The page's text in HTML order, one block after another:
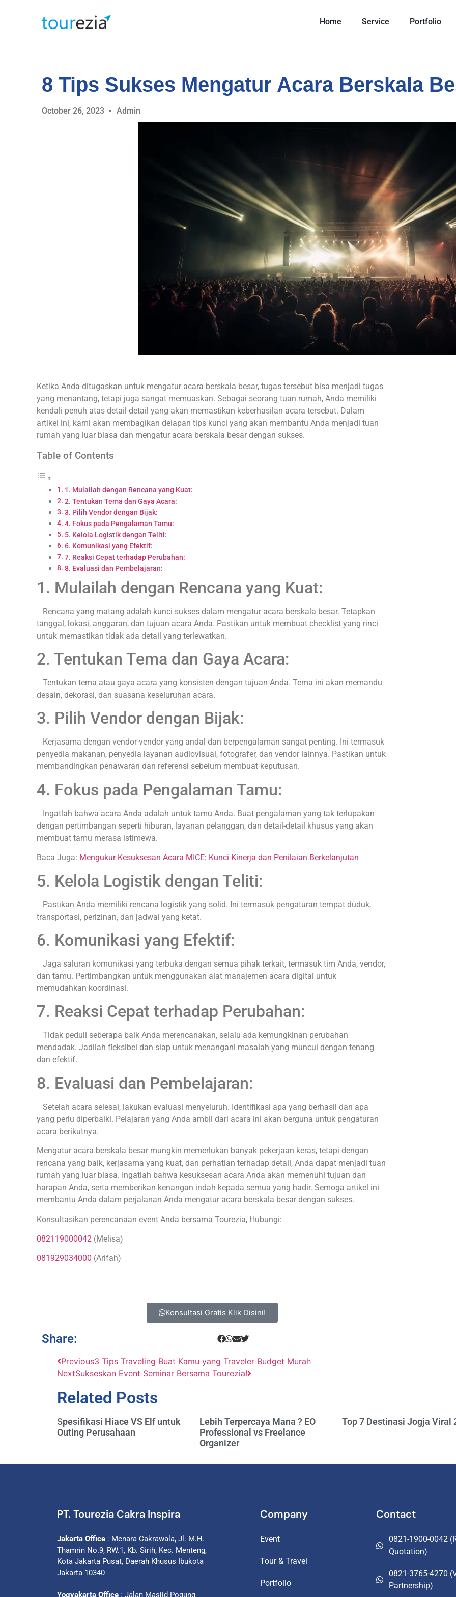
Home Service Portfolio
8 Tips Sukses Mengatur Acara Berskala
October 26, 2023 Admin
Ketika Anda ditugaskan untuk mengatur acara berskala besar, tugas tersebut bisa menjadi tugas
yang menantang, tetapi juga sangat memuaskan. Sebagai seorang tuan rumah, Anda memiliki
kendali penuh atas detail-detail yang akan memastikan keberhasilan acara tersebut. Dalam
artikel ini, kami akan membagikan delapan tips kunci yang akan membantu Anda menjadi tuan
rumah yang luar biasa dan mengatur acara berskala besar dengan sukses.
Table of Contents
1. Mulailah dengan Rencana yang Kuat:
2. Tentukan Tema dan Gaya Acara:
3. Pilih Vendor dengan Bijak:
4. Fokus pada Pengalaman Tamu:
5. Kelola Logistik dengan Teliti:
6. Komunikasi yang Efektif:
7. Reaksi Cepat terhadap Perubahan:
8. Evaluasi dan Pembelajaran:
1. Mulailah dengan Rencana yang Kuat:
Rencana yang matang adalah kunci sukses dalam mengatur acara berskala besar. Tetapkan
tanggal, lokasi, anggaran, dan tujuan acara Anda. Pastikan untuk membuat checklist yang rinci
untuk memastikan tidak ada detail yang terlewatkan.
2. Tentukan Tema dan Gaya Acara:
Tentukan tema atau gaya acara yang konsisten dengan tujuan Anda. Tema ini akan memandu
desain, dekorasi, dan suasana keseluruhan acara.
3. Pilih Vendor dengan Bijak:
Kerjasama dengan vendor-vendor yang andal dan berpengalaman sangat penting. Ini termasuk
penyedia makanan, penyedia layanan audiovisual, fotografer, dan vendor lainnya. Pastikan untuk
membandingkan penawaran dan referensi sebelum membuat keputusan.
4. Fokus pada Pengalaman Tamu:
Ingatlah bahwa acara Anda adalah untuk tamu Anda. Buat pengalaman yang tak terlupakan
dengan pertimbangan seperti hiburan, layanan pelanggan, dan detail-detail khusus yang akan
membuat tamu merasa istimewa.
Baca Juga: Mengukur Kesuksesan Acara MICE: Kunci Kinerja dan Penilaian Berkelanjutan
5. Kelola Logistik dengan Teliti:
Pastikan Anda memiliki rencana logistik yang solid. Ini termasuk pengaturan tempat duduk,
transportasi, perizinan, dan jadwal yang ketat.
6. Komunikasi yang Efektif:
Jaga saluran komunikasi yang terbuka dengan semua pihak terkait, termasuk tim Anda, vendor,
dan tamu. Pertimbangkan untuk menggunakan alat manajemen acara digital untuk
memudahkan koordinasi.
7. Reaksi Cepat terhadap Perubahan:
Tidak peduli seberapa baik Anda merencanakan, selalu ada kemungkinan perubahan
mendadak. Jadilah fleksibel dan siap untuk menangani masalah yang muncul dengan tenang
dan efektif.
8. Evaluasi dan Pembelajaran:
Setelah acara selesai, lakukan evaluasi menyeluruh. Identifikasi apa yang berhasil dan apa
yang perlu diperbaiki. Pelajaran yang Anda ambil dari acara ini akan berguna untuk pengaturan
acara berikutnya.
Mengatur acara berskala besar mungkin memerlukan banyak pekerjaan keras, tetapi dengan
rencana yang baik, kerjasama yang kuat, dan perhatian terhadap detail, Anda dapat menjadi tuan
rumah yang luar biasa. Ingatlah bahwa kesuksesan acara Anda akan memenuhi tujuan dan
harapan Anda, serta memberikan kenangan indah kepada semua yang hadir. Semoga artikel ini
membantu Anda dalam perjalanan Anda mengatur acara berskala besar dengan sukses.
Konsultasikan perencanaan event Anda bersama Tourezia, Hubungi:
082119000042 (Melisa)
081929034000 (Arifah)
Konsultasi Gratis Klik Disini!
Share:
Previous3 Tips Traveling Buat Kamu yang Traveler Budget Murah
NextSukseskan Event Seminar Bersama Tourezia!
Related Posts
Spesifikasi Hiace VS Elf untuk
Outing Perusahaan
Lebih Terpercaya Mana ? EO
Professional vs Freelance
Organizer
Top 7 Destinasi Jogja Viral
PT. Tourezia Cakra Inspira
Jakarta Office : Menara Cakrawala, Jl. M.H.
Thamrin No.9, RW.1, Kb. Sirih, Kec. Menteng,
Kota Jakarta Pusat, Daerah Khusus Ibukota
Jakarta 10340
Yogyakarta Office : Jalan Masjid Pogung
Company
Event
Tour & Travel
Portfolio
Contact
0821-1900-0042
Quotation)
0821-3765-4270
Partnership)